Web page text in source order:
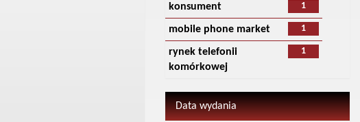
1
konsument
1
mobile phone market
1
rynek telefonii
komórkowej
Data wydania